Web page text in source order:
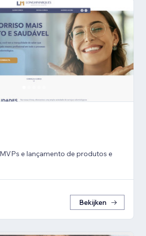
e lançamento de produtos e
Bekijken